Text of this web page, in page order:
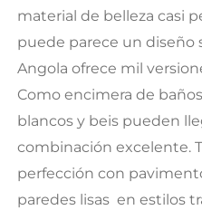
material de belleza casi
puede parece un diseño
Angola ofrece mil
Como encimera de
blancos y beis pueden
combinación excelente.
perfección con
paredes lisas en estilos